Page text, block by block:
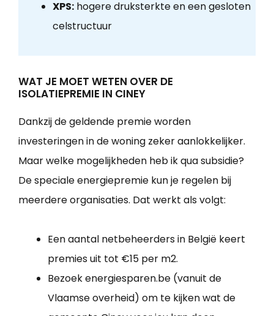
XPS:hogere druksterkte en een gesloten
celstructuur
WAT JE MOET WETEN OVER DE
ISOLATIEPREMIE IN CINEY
Dankzij de geldende premie worden
investeringen in de woning zeker aanlokkelijker.
Maar welke mogelijkheden heb ik qua subsidie?
De speciale energiepremie kun je regelen bij
meerdere organisaties. Dat werkt als volgt:
Een aantal netbeheerders in België keert
premies uit tot €15 per m2.
Bezoek energiesparen.be (vanuit de
Vlaamse overheid) om te kijken wat de